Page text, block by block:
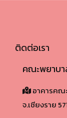
ติดต่อเรา
คณะพยาบา
อาคารคณ
จ.เชียงราย